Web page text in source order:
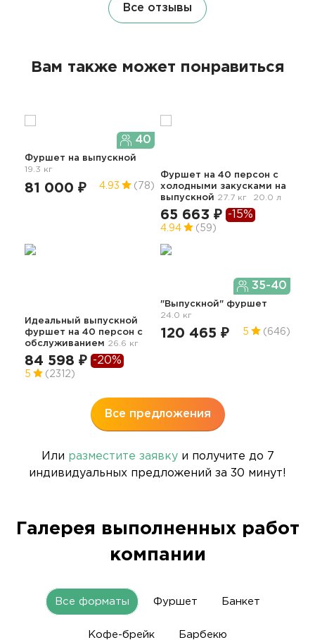
Все отзывы
Вам также может понравиться
40
Фуршет на выпускной
19.3 кг
81 000 ₽ 4.93 (78)
Фуршет на 40 персон с
холодными закусками на
выпускной 27.7 кг 20.0 л
65 663 ₽ -15%
4.94 (59)
Идеальный выпускной
фуршет на 40 персон с
обслуживанием 26.6 кг
84 598 ₽ -20%
5 (2312)
35-40
"Выпускной" фуршет
24.0 кг
120 465 ₽ 5 (646)
Все предложения
Или разместите заявкуи получите до 7
индивидуальных предложений за 30 минут!
Галерея выполненных работ
компании
Все форматы Фуршет Банкет
Кофе-брейк Барбекю